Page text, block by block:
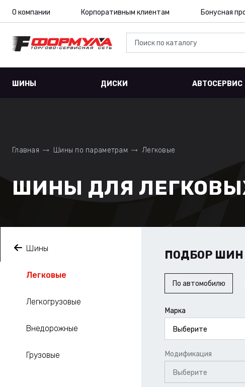
О компании Корпоративным клиентам Бонусная
ШИНЫ ДИСКИ АВТОСЕРВИС
Главная Шины по параметрам Легковые
ШИНЫ ДЛЯ
Шины
Легковые
Легкогрузовые
Внедорожные
Грузовые
ПОДБОР ШИН
По автомобилю
Марка
Выберите
Модификация
Выберите